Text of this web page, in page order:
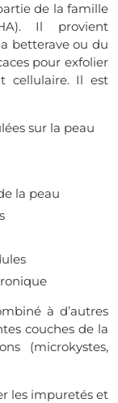
de la famille
Il provient
betterave ou du
pour exfolier
cellulaire. Il est
sur la peau
la peau
à d’autres
couches de la
(microkystes,
les impuretés et